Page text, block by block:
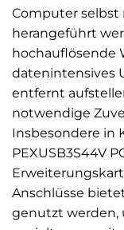
Computer selbst
herangeführt
hochauflösende
datenintensives
entfernt
notwendige
Insbesondere in
PEXUSB3S44V
Anschlüsse
genutzt werden,